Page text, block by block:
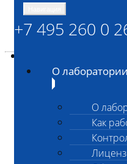
Независимая
+7 495 260 0
О лаборатории
О
Как